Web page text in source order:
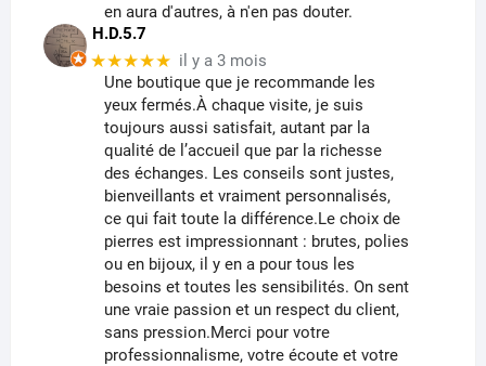
en aura d'autres, à n'en pas douter.
H.D.5.7
★★★★★ il y a 3 mois
Une boutique que je recommande les
yeux fermés.À chaque visite, je suis
toujours aussi satisfait, autant par la
qualité de l’accueil que par la richesse
des échanges. Les conseils sont justes,
bienveillants et vraiment personnalisés,
ce qui fait toute la différence.Le choix de
pierres est impressionnant : brutes, polies
ou en bijoux, il y en a pour tous les
besoins et toutes les sensibilités. On sent
une vraie passion et un respect du client,
sans pression.Merci pour votre
professionnalisme, votre écoute et votre